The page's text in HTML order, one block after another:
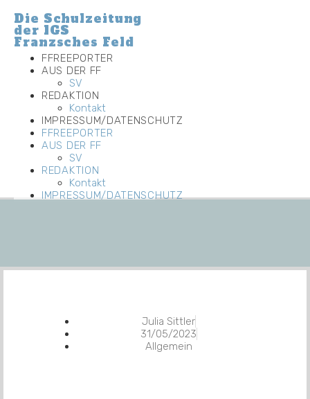
Die Schulzeitung
der IGS
Franzsches Feld
FFREEPORTER
AUS DER FF
SV
REDAKTION
Kontakt
IMPRESSUM/DATENSCHUTZ
FFREEPORTER
AUS DER FF
SV
REDAKTION
Kontakt
IMPRESSUM/DATENSCHUTZ
Julia Sittler
31/05/2023
Allgemein